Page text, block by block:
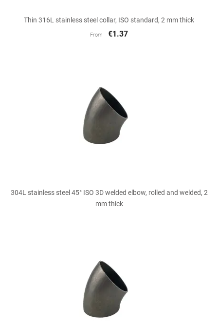
Thin 316L stainless steel collar, ISO standard, 2 mm thick
From €1.37
304L stainless steel 45° ISO 3D welded elbow, rolled and welded, 2
mm thick